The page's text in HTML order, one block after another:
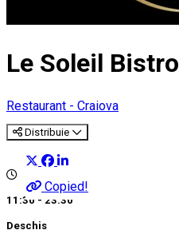
Le Soleil Bistro
Restaurant - Craiova
Distribuie
Copied!
11:30 - 23:30
Deschis